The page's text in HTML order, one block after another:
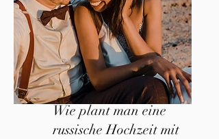
Wie plant man eine
russische Hochzeit mit